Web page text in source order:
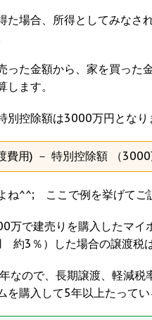
た場合、所得としてみなさ
った金額から、家を買った
ます。
別控除額は3000万円となり
費用) － 特別控除額 （
ね^^; ここで例を挙げてご
万で建売りを購入したマイ
3％）した場合の譲渡税
なので、長期譲渡、軽減税
を購入して5年以上たってい